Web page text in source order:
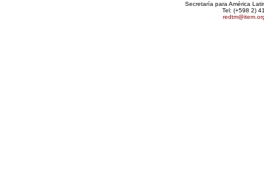
Secretaría para América
Tel: (+598 2)